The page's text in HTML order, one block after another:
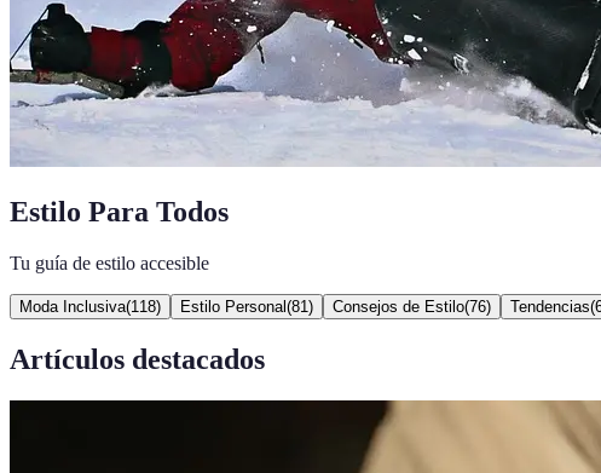
Estilo Para Todos
Tu guía de estilo accesible
Moda Inclusiva(118) Estilo Personal (81 ) Consejos de Estilo(76) Tendencias(
Artículos destacados